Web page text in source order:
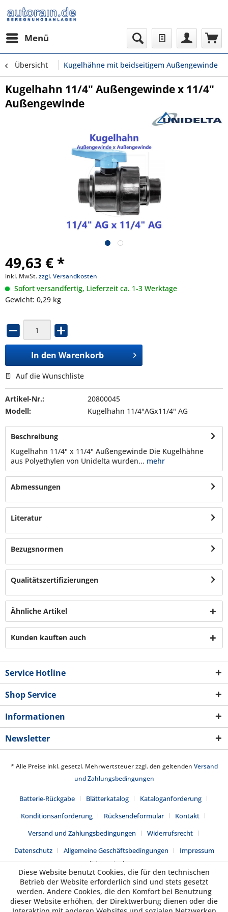
Menü
Übersicht Kugelhähne mit beidseitigem Außengewinde
Kugelhahn 11/4" Außengewinde x 11/4"
Außengewinde
49,63 € *
inkl. MwSt.zzgl. Versandkosten
Sofort versandfertig, Lieferzeit ca. 1-3 Werktage
Gewicht: 0,29 kg
In den Warenkorb
Auf die Wunschliste
Artikel-Nr.:
20800045
Modell:
Kugelhahn 11/4"AGx11/4" AG
Beschreibung
Kugelhahn 11/4" x 11/4" Außengewinde Die Kugelhähne
aus Polyethylen von Unidelta wurden... mehr
Abmessungen
Literatur
Bezugsnormen
Qualitätszertifizierungen
Ähnliche Artikel
Kunden kauften auch
Service Hotline
Shop Service
Informationen
Newsletter
* Alle Preise inkl. gesetzl. Mehrwertsteuer zzgl. den geltenden Versand
und Zahlungsbedingungen
Batterie-Rückgabe Blätterkatalog
Kataloganforderung
Konditionsanforderung
Rücksendeformular
Kontakt
Versand und Zahlungsbedingungen
Widerrufsrecht
Datenschutz
Allgemeine Geschäftsbedingungen
Impressum
Realisiert mit Shopware
Diese Website benutzt Cookies, die für den technischen
Betrieb der Website erforderlich sind und stets gesetzt
werden. Andere Cookies, die den Komfort bei Benutzung
dieser Website erhöhen, der Direktwerbung dienen oder die